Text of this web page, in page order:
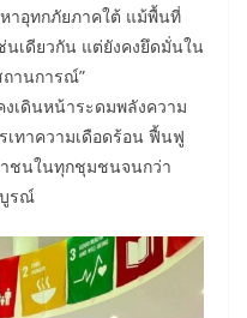
าอุทกภัยภาคใต้ แม้พื้นที่
นเดียวกัน แต่ยังคงยึดมั่นใน
ถานการณ์”
เดินหน้าระดมพลังความ
เทาความเดือดร้อน ฟื้นฟู
ชนในทุกชุมชนจนกว่า
รณ์